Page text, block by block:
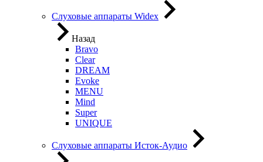
Слуховые аппараты Widex
Назад
Bravo
Clear
DREAM
Evoke
MENU
Mind
Super
UNIQUE
Слуховые аппараты Исток-Аудио